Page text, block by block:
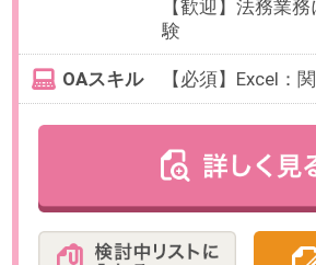
新宿駅 徒歩5分 / 新宿三丁目
駅 徒歩5分 / 代々木駅 徒歩7
勤務時間 9:30～18:30（休憩60分／実働8時
間）